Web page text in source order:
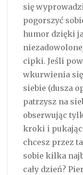
się
pogorszyć
humor dzięki
cipki. Jeśli
wkurwienia
siebie (dusza
patrzysz na
obserwując
kroki i pukając
chcesz przez
sobie kilka
cały dzień?